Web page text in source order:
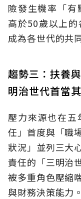
險發生機率「有
高於50歲以上
成為各世代的共
趨勢三：扶養
明治世代首當
壓力來源也在
任」首度與「職
狀況」並列三大
責任的「三明治
被多重角色壓縮
與財務決策能力。